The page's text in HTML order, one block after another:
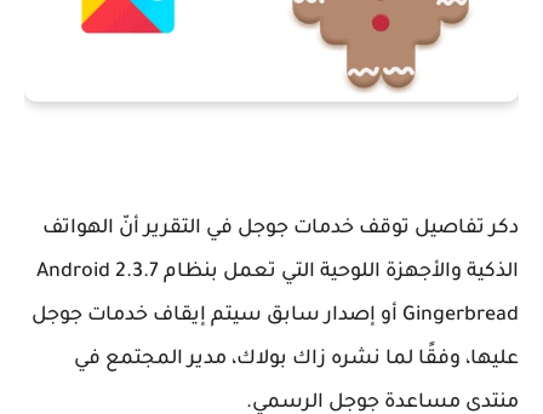
دكر تفاصيل توقف خدمات جوجل في التقرير أنّ الهواتف
الذكية والأجهزة اللوحية التي تعمل بنظام Android 2.3.7
Gingerbread أو إصدار سابق سيتم إيقاف خدمات جوجل
عليها، وفقًا لما نشره زاك بولاك، مدير المجتمع في
منتدى مساعدة جوجل الرسمي.